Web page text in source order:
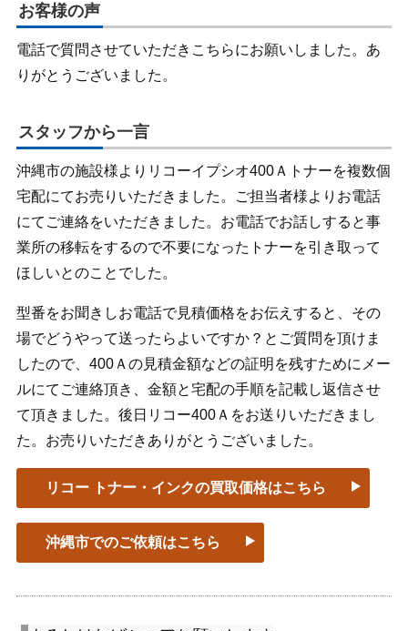
お客様の声
電話で質問させていただきこちらにお願いしました。あ
りがとうございました。
スタッフから一言
沖縄市の施設様よりリコーイプシオ400Ａトナーを複数個
宅配にてお売りいただきました。ご担当者様よりお電話
にてご連絡をいただきました。お電話でお話しすると事
業所の移転をするので不要になったトナーを引き取って
ほしいとのことでした。
型番をお聞きしお電話で見積価格をお伝えすると、その
場でどうやって送ったらよいですか？とご質問を頂けま
したので、400Ａの見積金額などの証明を残すためにメー
ルにてご連絡頂き、金額と宅配の手順を記載し返信させ
て頂きました。後日リコー400Ａをお送りいただきまし
た。お売りいただきありがとうございました。
リコー トナー・インクの買取価格はこちら
沖縄市でのご依頼はこちら